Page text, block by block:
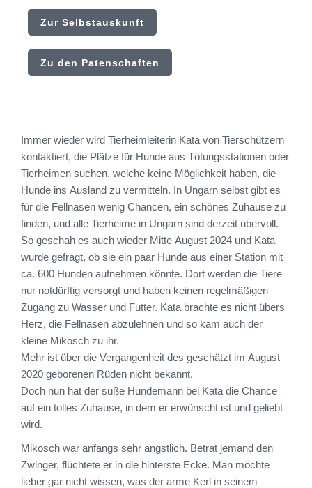
Zur Selbstauskunft
Zu den Patenschaften
Immer wieder wird Tierheimleiterin Kata von Tierschützern
kontaktiert, die Plätze für Hunde aus Tötungsstationen oder
Tierheimen suchen, welche keine Möglichkeit haben, die
Hunde ins Ausland zu vermitteln. In Ungarn selbst gibt es
für die Fellnasen wenig Chancen, ein schönes Zuhause zu
finden, und alle Tierheime in Ungarn sind derzeit übervoll.
So geschah es auch wieder Mitte August 2024 und Kata
wurde gefragt, ob sie ein paar Hunde aus einer Station mit
ca. 600 Hunden aufnehmen könnte. Dort werden die Tiere
nur notdürftig versorgt und haben keinen regelmäßigen
Zugang zu Wasser und Futter. Kata brachte es nicht übers
Herz, die Fellnasen abzulehnen und so kam auch der
kleine Mikosch zu ihr.
Mehr ist über die Vergangenheit des geschätzt im August
2020 geborenen Rüden nicht bekannt.
Doch nun hat der süße Hundemann bei Kata die Chance
auf ein tolles Zuhause, in dem er erwünscht ist und geliebt
wird.
Mikosch war anfangs sehr ängstlich. Betrat jemand den
Zwinger, flüchtete er in die hinterste Ecke. Man möchte
lieber gar nicht wissen, was der arme Kerl in seinem